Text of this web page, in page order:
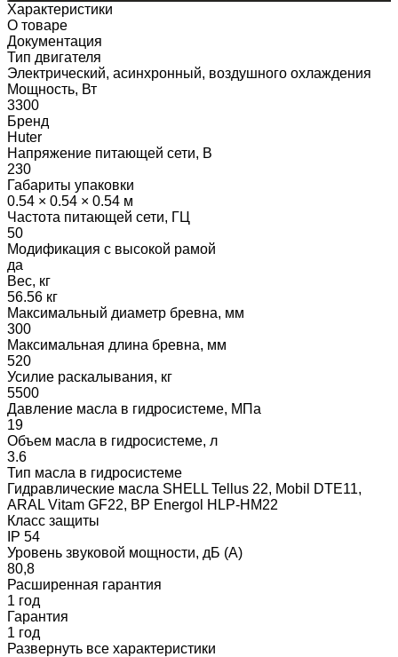
Характеристики
О товаре
Документация
Тип двигателя
Электрический, асинхронный, воздушного охлаждения
Мощность, Вт
3300
Бренд
Huter
Напряжение питающей сети, В
230
Габариты упаковки
0.54 × 0.54 × 0.54 м
Частота питающей сети, ГЦ
50
Модификация с высокой рамой
да
Вес, кг
56.56 кг
Максимальный диаметр бревна, мм
300
Максимальная длина бревна, мм
520
Усилие раскалывания, кг
5500
Давление масла в гидросистеме, МПа
19
Объем масла в гидросистеме, л
3.6
Тип масла в гидросистеме
Гидравлические масла SHELL Tellus 22, Mobil DTE11,
ARAL Vitam GF22, BP Energol HLP-HM22
Класс защиты
IP 54
Уровень звуковой мощности, дБ (А)
80,8
Расширенная гарантия
1 год
Гарантия
1 год
Развернуть все характеристики